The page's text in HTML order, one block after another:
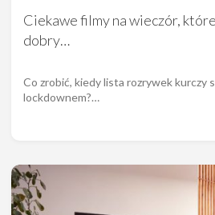
Ciekawe filmy na wieczór,
dobry…
Co zrobić, kiedy lista rozrywek kurczy
lockdownem?…